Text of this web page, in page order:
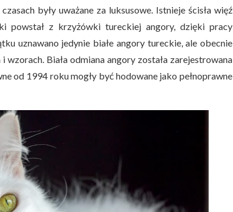
były uważane za luksusowe. Istnieje ścisła więź
powstał z krzyżówki tureckiej angory, dzięki pracy
uznawano jedynie białe angory tureckie, ale obecnie
Biała odmiana angory została zarejestrowana
od 1994 roku mogły być hodowane jako pełnoprawne